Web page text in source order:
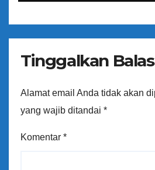
Tinggalkan
Alamat email Anda tidak akan
yang wajib ditandai *
Komentar *